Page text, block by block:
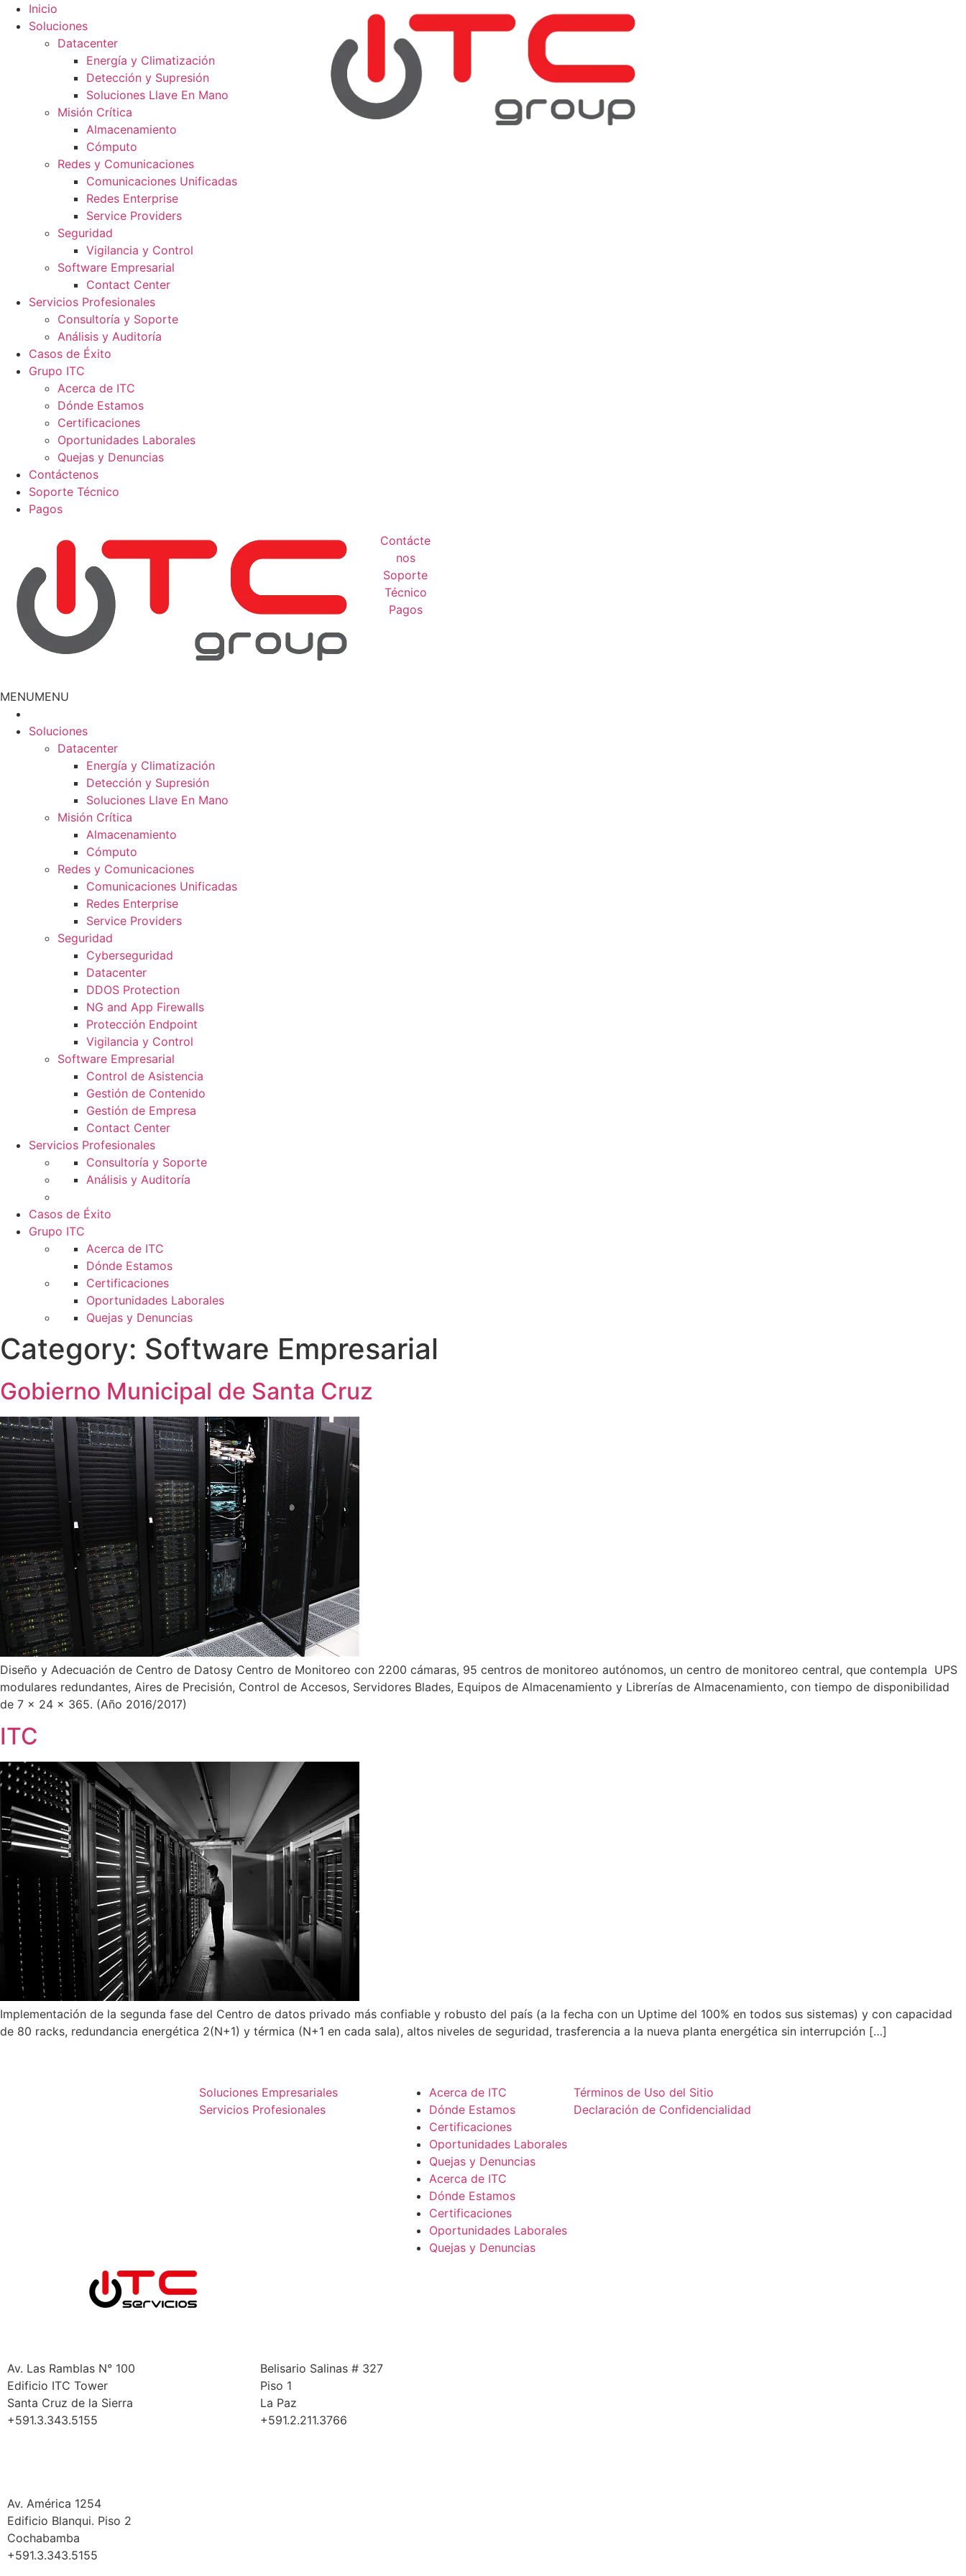
Inicio
Soluciones
Datacenter
Energía y Climatización
Detección y Supresión
Soluciones Llave En Mano
Misión Crítica
Almacenamiento
Cómputo
Redes y Comunicaciones
Comunicaciones Unificadas
Redes Enterprise
Service Providers
Seguridad
Vigilancia y Control
Software Empresarial
Contact Center
Servicios Profesionales
Consultoría y Soporte
Análisis y Auditoría
Casos de Éxito
Grupo ITC
Acerca de ITC
Dónde Estamos
Certificaciones
Oportunidades Laborales
Quejas y Denuncias
Contáctenos
Soporte Técnico
Pagos
Contácte
nos
Soporte
Técnico
Pagos
MENUMENU
Soluciones
Datacenter
Energía y Climatización
Detección y Supresión
Soluciones Llave En Mano
Misión Crítica
Almacenamiento
Cómputo
Redes y Comunicaciones
Comunicaciones Unificadas
Redes Enterprise
Service Providers
Seguridad
Cyberseguridad
Datacenter
DDOS Protection
NG and App Firewalls
Protección Endpoint
Vigilancia y Control
Software Empresarial
Control de Asistencia
Gestión de Contenido
Gestión de Empresa
Contact Center
Servicios Profesionales
Consultoría y Soporte
Análisis y Auditoría
Casos de Éxito
Grupo ITC
Acerca de ITC
Dónde Estamos
Certificaciones
Oportunidades Laborales
Quejas y Denuncias
Category: Software Empresarial
Gobierno Municipal de Santa Cruz
Diseño y Adecuación de Centro de Datosy Centro de Monitoreo con 2200 cámaras, 95 centros de monitoreo autónomos, un centro de monitoreo central, que contempla UPS
modulares redundantes, Aires de Precisión, Control de Accesos, Servidores Blades, Equipos de Almacenamiento y Librerías de Almacenamiento, con tiempo de disponibilidad
de 7 x 24 x 365. (Año 2016/2017)
ITC
Implementación de la segunda fase del Centro de datos privado más confiable y robusto del país (a la fecha con un Uptime del 100% en todos sus sistemas) y con capacidad
de 80 racks, redundancia energética 2(N+1) y térmica (N+1 en cada sala), altos niveles de seguridad, trasferencia a la nueva planta energética sin interrupción […]
Soluciones Empresariales
Servicios Profesionales
Acerca de ITC
Dónde Estamos
Certificaciones
Oportunidades Laborales
Quejas y Denuncias
Acerca de ITC
Dónde Estamos
Certificaciones
Oportunidades Laborales
Quejas y Denuncias
Términos de Uso del Sitio
Declaración de Confidencialidad
Av. Las Ramblas N° 100
Edificio ITC Tower
Santa Cruz de la Sierra
+591.3.343.5155
Belisario Salinas # 327
Piso 1
La Paz
+591.2.211.3766
Av. América 1254
Edificio Blanqui. Piso 2
Cochabamba
+591.3.343.5155